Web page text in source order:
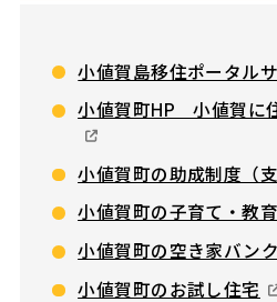
小値賀島移住ポータル
小値賀町HP 小値賀に
小値賀町の助成制度（
小値賀町の子育て・教
小値賀町の空き家バンク
小値賀町のお試し住宅